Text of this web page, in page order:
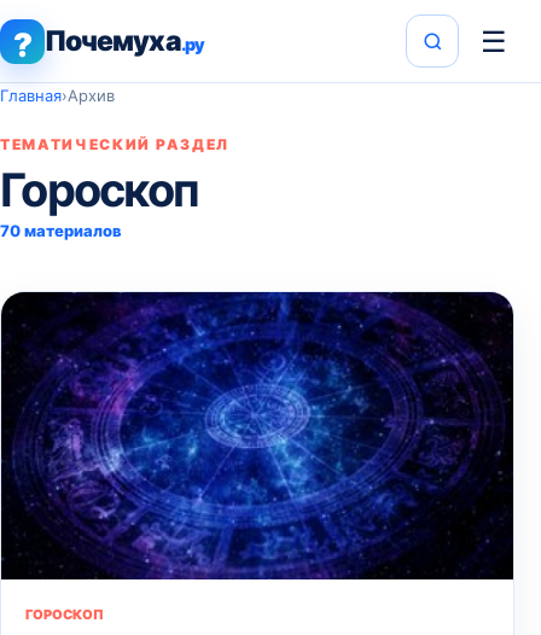
? Почемуха.ру ☰
Главная›Архив
ТЕМАТИЧЕСКИЙ РАЗДЕЛ
Гороскоп
70 материалов
ГОРОСКОП